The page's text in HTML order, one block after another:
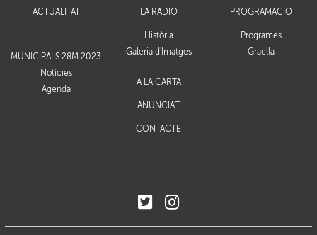
ACTUALITAT
MUNICIPALS 28M 2023
Notícies
Agenda
LA RÀDIO
Història
Galeria d'Imatges
PROGRAMACIÓ
Programes
Graella
A LA CARTA
ANUNCIA'T
CONTACTE